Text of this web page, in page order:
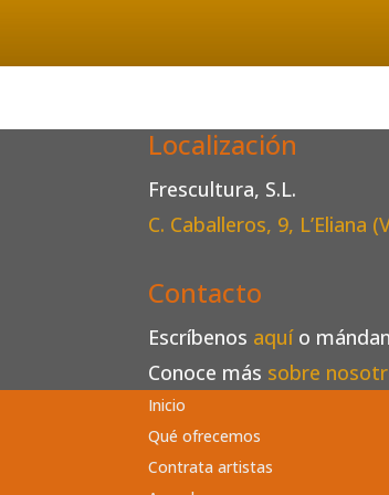
Localización
Frescultura, S.L.
C. Caballeros, 9, L’Eliana
Contacto
Escríbenos aquío
Conoce más sobre
Inicio
Qué ofrecemos
Contrata artistas